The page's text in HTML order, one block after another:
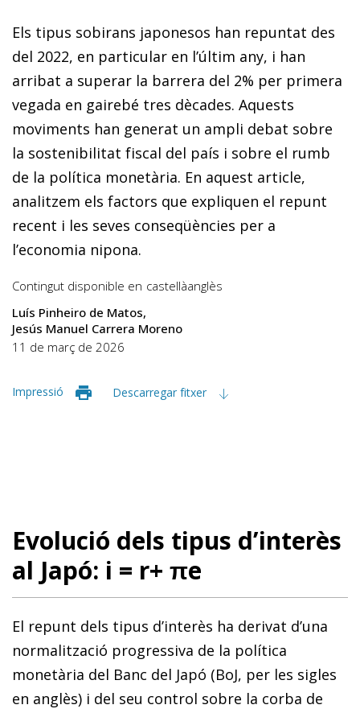
Els tipus sobirans japonesos han repuntat des
del 2022, en particular en l’últim any, i han
arribat a superar la barrera del 2% per primera
vegada en gairebé tres dècades. Aquests
moviments han generat un ampli debat sobre
la sostenibilitat fiscal del país i sobre el rumb
de la política monetària. En aquest article,
analitzem els factors que expliquen el repunt
recent i les seves conseqüències per a
l’economia nipona.
Contingut disponible en castellàanglès
Luís Pinheiro de Matos
Jesús Manuel Carrera Moreno
11 de març de 2026
Impressió Descarregar fitxer
Evolució dels tipus d’interès
al Japó: i = r+ πe
El repunt dels tipus d’interès ha derivat d’una
normalització progressiva de la política
monetària del Banc del Japó (BoJ, per les sigles
en anglès) i del seu control sobre la corba de